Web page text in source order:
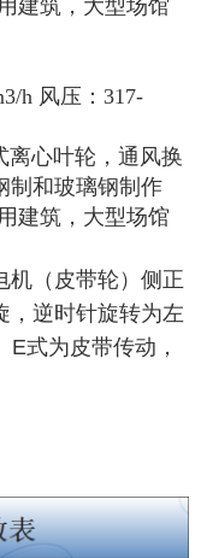
建筑，大型场馆
h 风压：317-
离心叶轮，通风换
制和玻璃钢制作
建筑，大型场馆
机（皮带轮）侧正
，逆时针旋转为左
式为皮带传动，